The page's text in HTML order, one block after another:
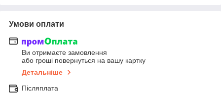
Умови оплати
Ви отримаєте замовлення
або гроші повернуться на вашу картку
Детальніше
Післяплата